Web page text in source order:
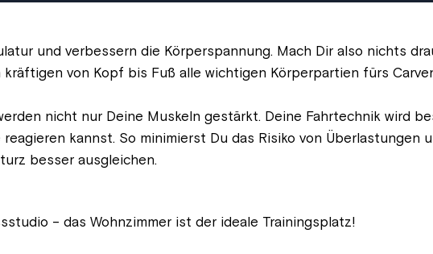
und verbessern die Körperspannung. Mach Dir also nichts
von Kopf bis Fuß alle wichtigen Körperpartien fürs
nicht nur Deine Muskeln gestärkt. Deine Fahrtechnik wird
kannst. So minimierst Du das Risiko von Überlastungen
besser ausgleichen.
– das Wohnzimmer ist der ideale Trainingsplatz!